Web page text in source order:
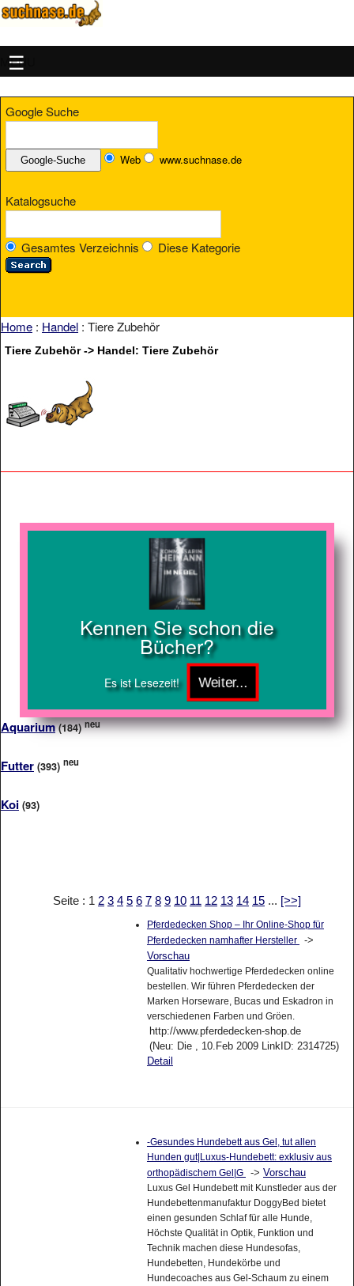
MENU
Google Suche
Web www.suchnase.de
Katalogsuche
Gesamtes Verzeichnis Diese Kategorie
Home : Handel : Tiere Zubehör
Tiere Zubehör -> Handel: Tiere Zubehör
Kennen Sie schon die
Bücher?
Es ist Lesezeit!
Aquarium (184) neu
Futter (393) neu
Koi (93)
Seite : 1 2 3 4 5 6 7 8 9 10 11 12 13 14 15 ... [>>]
Pferdedecken Shop – Ihr Online-Shop für
Pferdedecken namhafter Hersteller
->
Vorschau
Qualitativ hochwertige Pferdedecken online
bestellen. Wir führen Pferdedecken der
Marken Horseware, Bucas und Eskadron in
verschiedenen Farben und Gröen.
http://www.pferdedecken-shop.de
(Neu: Die , 10.Feb 2009 LinkID: 2314725)
Detail
-Gesundes Hundebett aus Gel, tut allen
Hunden gut|Luxus-Hundebett: exklusiv aus
orthopädischem Gel|G
-> Vorschau
Luxus Gel Hundebett mit Kunstleder aus der
Hundebettenmanufaktur DoggyBed bietet
einen gesunden Schlaf für alle Hunde,
Höchste Qualität in Optik, Funktion und
Technik machen diese Hundesofas,
Hundebetten, Hundekörbe und
Hundecoaches aus Gel-Schaum zu einem